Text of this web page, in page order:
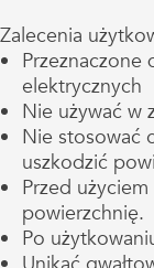
Zalecenia
elektrycznych
Nie używać w
Nie stosować
uszkodzić
Przed
powierzchnię.
Po